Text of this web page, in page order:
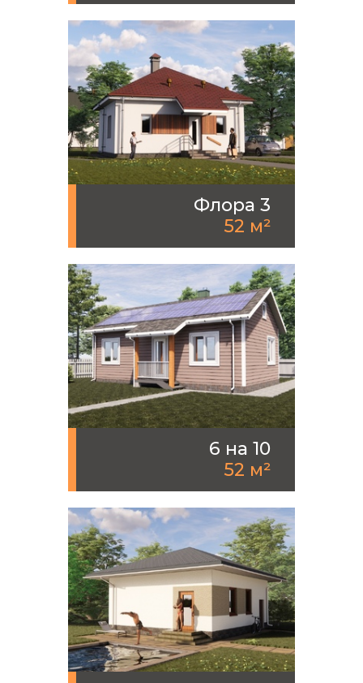
Флора 3
52 м²
6 на 10
52 м²